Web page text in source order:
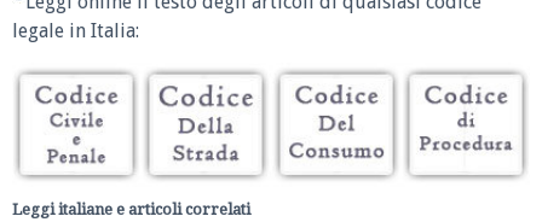
legale in Italia:
Leggi italiane e articoli correlati